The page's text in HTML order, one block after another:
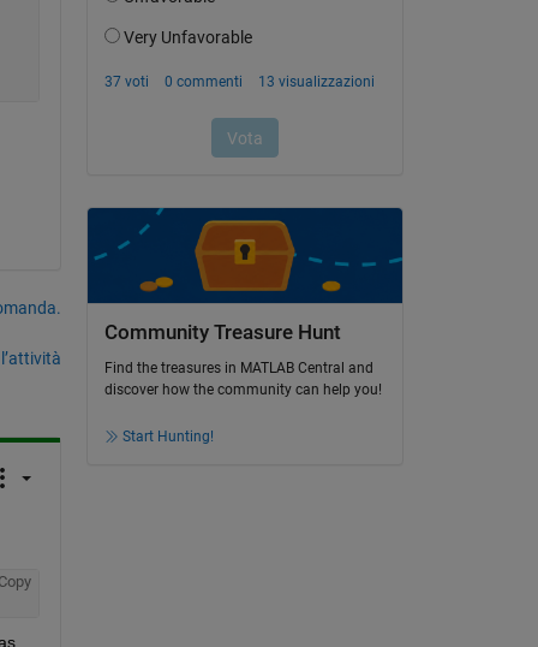
Copy
Community Treasure Hunt
Find the treasures in MATLAB Central and
discover how the community can help you!
Start Hunting!